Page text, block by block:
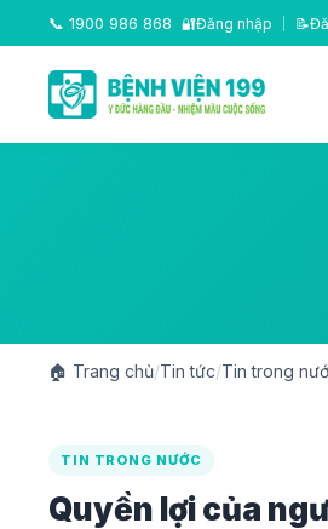
📞 1900 986 868 🔐Đăng nhập 📝
🏠 Trang chủ/Tin tức/Tin trong
TIN TRONG NƯỚC
Quyền lợi của